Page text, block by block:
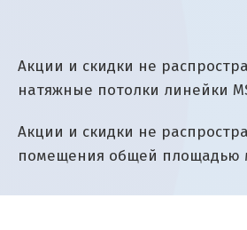
Акции и скидки не
натяжные потолки линейки
Акции и скидки не
помещения общей площадью